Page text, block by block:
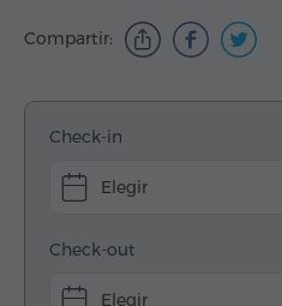
Compartir:
Check-in
Elegir
Check-out
Elegir